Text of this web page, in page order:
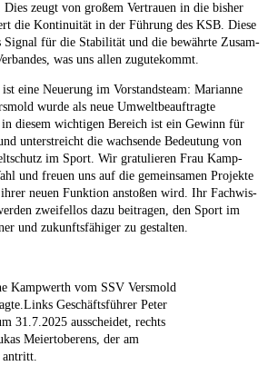
zeugt von gro­ßem Ver­trau­en in die bis­her
die Kon­ti­nui­tät in der Füh­rung des KSB. Die­se
Signal für die Sta­bi­li­tät und die bewähr­te Zusam­
was uns allen zugutekommt.
eine Neue­rung im Vor­stands­team: Mari­an­ne
wur­de als neue Umwelt­be­auf­trag­te
die­sem wich­ti­gen Bereich ist ein Gewinn für
unter­streicht die wach­sen­de Bedeu­tung von
im Sport. Wir gra­tu­lie­ren Frau Kamp­
und freu­en uns auf die gemein­sa­men Pro­jek­te
neu­en Funk­ti­on ansto­ßen wird. Ihr Fach­wis­
zwei­fel­los dazu bei­tra­gen, den Sport im
und zukunfts­fä­hi­ger zu gestalten.